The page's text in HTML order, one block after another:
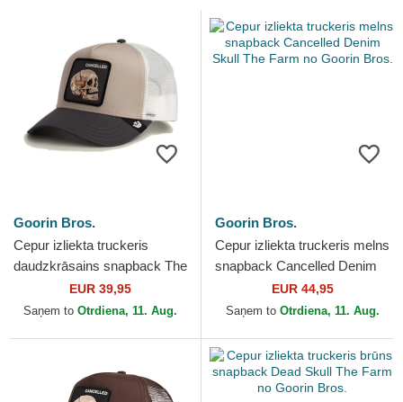
Goorin Bros.
Cepur izliekta truckeris
daudzkrāsains snapback The
Cancelled Skull The Farm no
Goorin Bros.
EUR 39,95
Saņem to Otrdiena, 11. Aug.
Goorin Bros.
Cepur izliekta truckeris melns
snapback Cancelled Denim
Skull The Farm no Goorin
Bros.
EUR 44,95
Saņem to Otrdiena, 11. Aug.